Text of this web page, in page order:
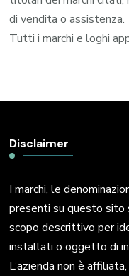
di vendita o assistenza.
Tutti i marchi e loghi
Disclaimer
I marchi, le
presenti su questo sito
scopo descrittivo per
installati o oggetto di
L’azienda non è